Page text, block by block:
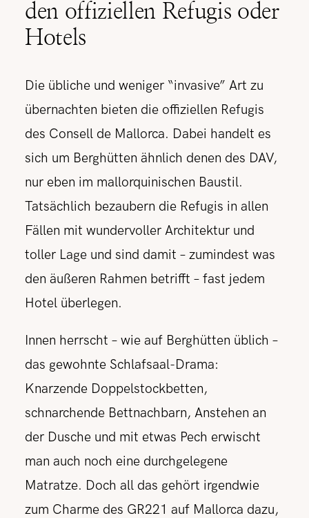
den offiziellen Refugis oder
Hotels
Die übliche und weniger “invasive” Art zu
übernachten bieten die offiziellen Refugis
des Consell de Mallorca. Dabei handelt es
sich um Berghütten ähnlich denen des DAV,
nur eben im mallorquinischen Baustil.
Tatsächlich bezaubern die Refugis in allen
Fällen mit wundervoller Architektur und
toller Lage und sind damit – zumindest was
den äußeren Rahmen betrifft – fast jedem
Hotel überlegen.
Innen herrscht – wie auf Berghütten üblich –
das gewohnte Schlafsaal-Drama:
Knarzende Doppelstockbetten,
schnarchende Bettnachbarn, Anstehen an
der Dusche und mit etwas Pech erwischt
man auch noch eine durchgelegene
Matratze. Doch all das gehört irgendwie
zum Charme des GR221 auf Mallorca dazu,